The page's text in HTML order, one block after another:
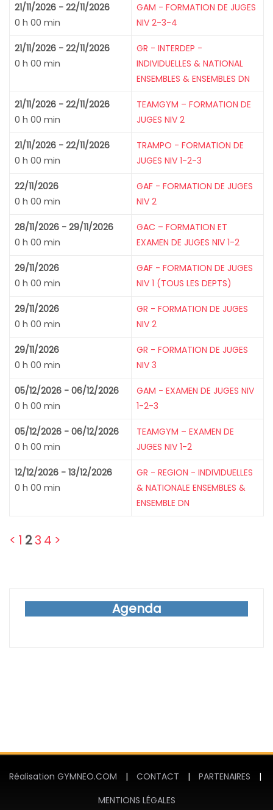
21/11/2026 - 22/11/2026
0 h 00 min
GAM - FORMATION DE JUGES
NIV 2-3-4
21/11/2026 - 22/11/2026
0 h 00 min
GR - INTERDEP -
INDIVIDUELLES & NATIONAL
ENSEMBLES & ENSEMBLES DN
21/11/2026 - 22/11/2026
0 h 00 min
TEAMGYM – FORMATION DE
JUGES NIV 2
21/11/2026 - 22/11/2026
0 h 00 min
TRAMPO - FORMATION DE
JUGES NIV 1-2-3
22/11/2026
0 h 00 min
GAF - FORMATION DE JUGES
NIV 2
28/11/2026 - 29/11/2026
0 h 00 min
GAC – FORMATION ET
EXAMEN DE JUGES NIV 1-2
29/11/2026
0 h 00 min
GAF - FORMATION DE JUGES
NIV 1 (TOUS LES DEPTS)
29/11/2026
0 h 00 min
GR - FORMATION DE JUGES
NIV 2
29/11/2026
0 h 00 min
GR - FORMATION DE JUGES
NIV 3
05/12/2026 - 06/12/2026
0 h 00 min
GAM - EXAMEN DE JUGES NIV
1-2-3
05/12/2026 - 06/12/2026
0 h 00 min
TEAMGYM – EXAMEN DE
JUGES NIV 1-2
12/12/2026 - 13/12/2026
0 h 00 min
GR - REGION - INDIVIDUELLES
& NATIONALE ENSEMBLES &
ENSEMBLE DN
< 1 23 4 >
Agenda
Réalisation GYMNEO.COM | CONTACT | PARTENAIRES
|
MENTIONS LÉGALES